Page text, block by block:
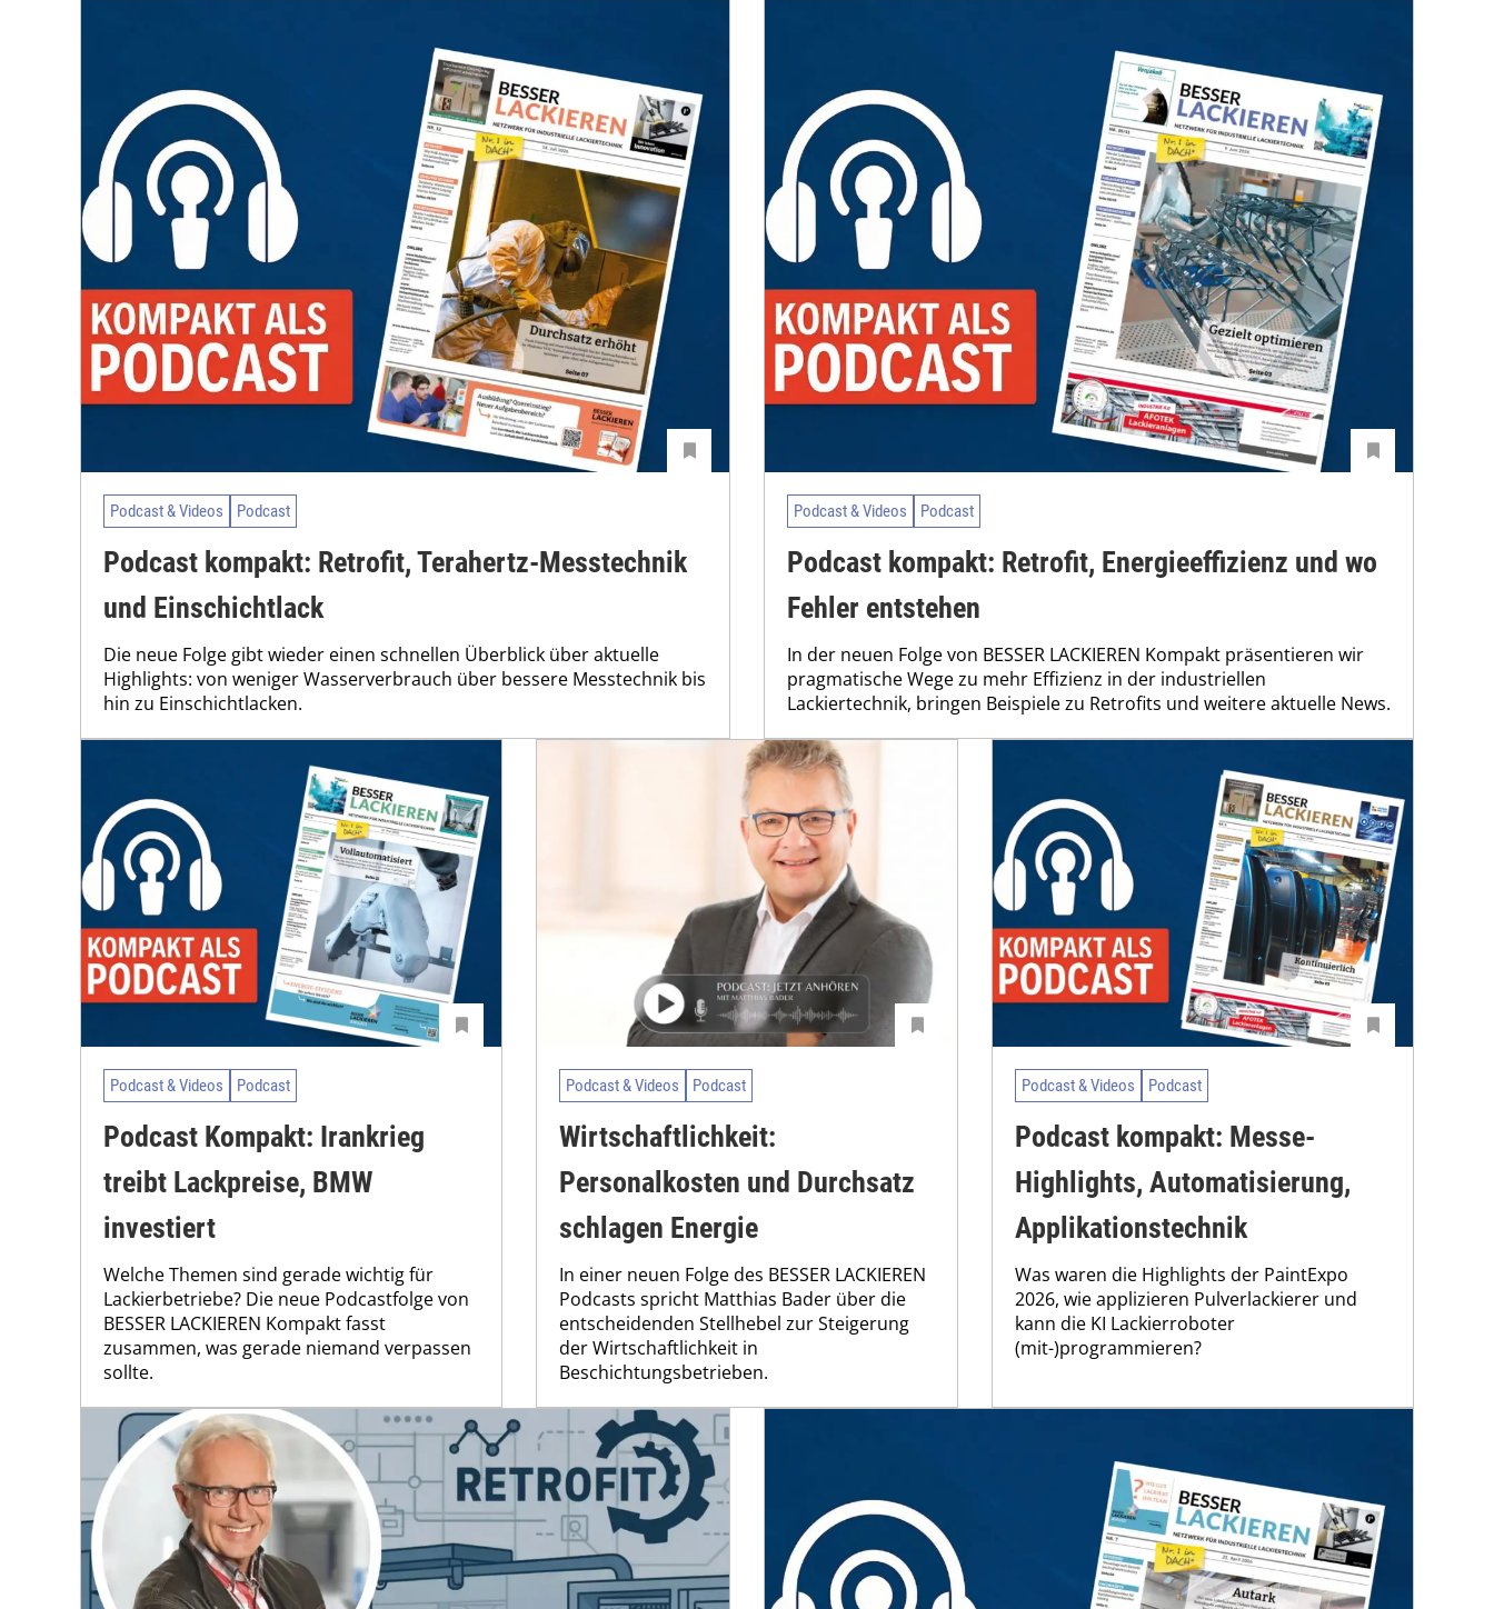
Podcast & Videos Podcast
Podcast kompakt: Retrofit, Terahertz-Messtechnik
und Einschichtlack
Die neue Folge gibt wieder einen schnellen Überblick über aktuelle
Highlights: von weniger Wasserverbrauch über bessere Messtechnik bis
hin zu Einschichtlacken.
Podcast & Videos Podcast
Podcast kompakt: Retrofit, Energieeffizienz und wo
Fehler entstehen
In der neuen Folge von BESSER LACKIEREN Kompakt präsentieren wir
pragmatische Wege zu mehr Effizienz in der industriellen
Lackiertechnik, bringen Beispiele zu Retrofits und weitere aktuelle News.
Podcast & Videos Podcast
Podcast Kompakt: Irankrieg
treibt Lackpreise, BMW
investiert
Welche Themen sind gerade wichtig für
Lackierbetriebe? Die neue Podcastfolge von
BESSER LACKIEREN Kompakt fasst
zusammen, was gerade niemand verpassen
sollte.
Podcast & Videos Podcast
Wirtschaftlichkeit:
Personalkosten und Durchsatz
schlagen Energie
In einer neuen Folge des BESSER LACKIEREN
Podcasts spricht Matthias Bader über die
entscheidenden Stellhebel zur Steigerung
der Wirtschaftlichkeit in
Beschichtungsbetrieben.
Podcast & Videos Podcast
Podcast kompakt: Messe-
Highlights, Automatisierung,
Applikationstechnik
Was waren die Highlights der PaintExpo
2026, wie applizieren Pulverlackierer und
kann die KI Lackierroboter
(mit-)programmieren?